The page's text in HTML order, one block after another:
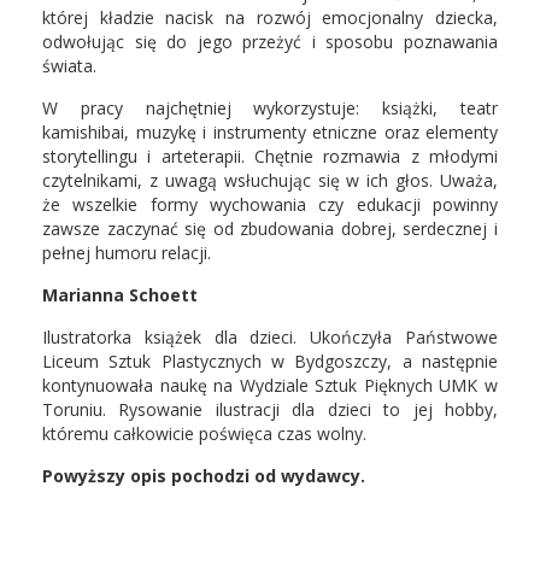
której kładzie nacisk na rozwój emocjonalny dziecka,
odwołując się do jego przeżyć i sposobu poznawania
świata.
W pracy najchętniej wykorzystuje: książki, teatr
kamishibai, muzykę i instrumenty etniczne oraz elementy
storytellingu i arteterapii. Chętnie rozmawia z młodymi
czytelnikami, z uwagą wsłuchując się w ich głos. Uważa,
że wszelkie formy wychowania czy edukacji powinny
zawsze zaczynać się od zbudowania dobrej, serdecznej i
pełnej humoru relacji.
Marianna Schoett
Ilustratorka książek dla dzieci. Ukończyła Państwowe
Liceum Sztuk Plastycznych w Bydgoszczy, a następnie
kontynuowała naukę na Wydziale Sztuk Pięknych UMK w
Toruniu. Rysowanie ilustracji dla dzieci to jej hobby,
któremu całkowicie poświęca czas wolny.
Powyższy opis pochodzi od wydawcy.